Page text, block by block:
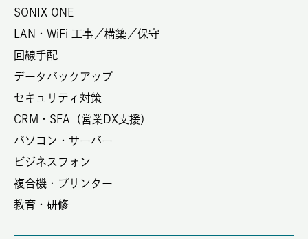
SONIX ONE
LAN・WiFi 工事／構築／保守
回線手配
データバックアップ
セキュリティ対策
CRM・SFA（営業DX支援）
パソコン・サーバー
ビジネスフォン
複合機・プリンター
教育・研修